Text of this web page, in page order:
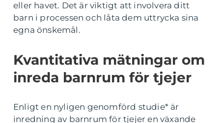
eller havet. Det är viktigt att involvera ditt
barn i processen och låta dem uttrycka sina
egna önskemål.
Kvantitativa mätningar om
inreda barnrum för tjejer
Enligt en nyligen genomförd studie* är
inredning av barnrum för tjejer en växande